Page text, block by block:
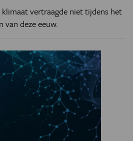
vertraagde niet tijdens het
van deze eeuw.